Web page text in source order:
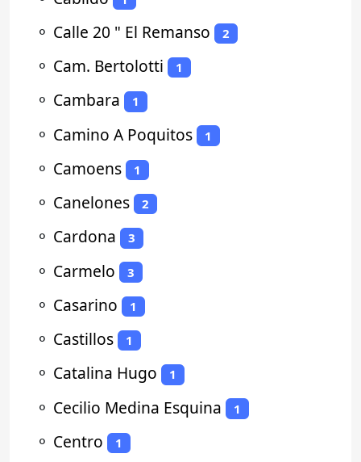
⚬ Calle 20 " El Remanso 2
⚬ Cam. Bertolotti 1
⚬ Cambara 1
⚬ Camino A Poquitos 1
⚬ Camoens 1
⚬ Canelones 2
⚬ Cardona 3
⚬ Carmelo 3
⚬ Casarino 1
⚬ Castillos 1
⚬ Catalina Hugo 1
⚬ Cecilio Medina Esquina 1
⚬ Centro 1